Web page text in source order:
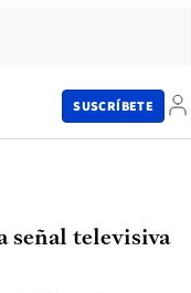
SUSCRÍBETE
señal televisiva